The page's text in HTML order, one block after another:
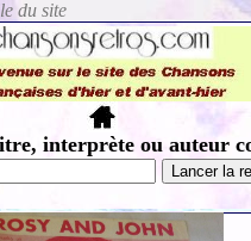
interprète ou auteur